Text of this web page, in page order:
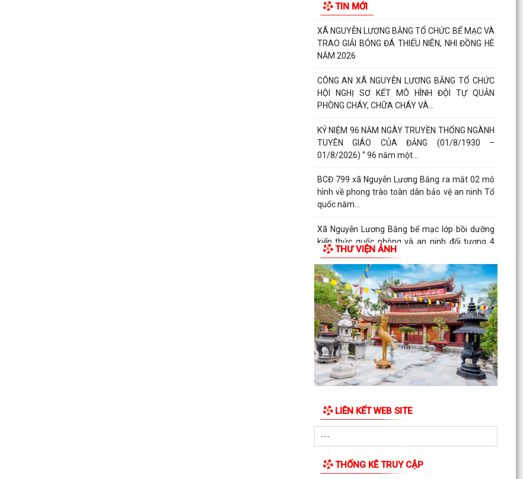
TIN MỚI
KẾT CHIẾN DỊCH MÙA HÈ...
XÃ NGUYỄN LƯƠNG BẰNG TỔ CHỨC BẾ MẠC VÀ
TRAO GIẢI BÓNG ĐÁ THIẾU NIÊN, NHI ĐỒNG HÈ
NĂM 2026
CÔNG AN XÃ NGUYỄN LƯƠNG BẰNG TỔ CHỨC
HỘI NGHỊ SƠ KẾT MÔ HÌNH ĐỘI TỰ QUẢN
PHÒNG CHÁY, CHỮA CHÁY VÀ...
KỶ NIỆM 96 NĂM NGÀY TRUYỀN THỐNG NGÀNH
TUYÊN GIÁO CỦA ĐẢNG (01/8/1930 –
01/8/2026) “ 96 năm một...
BCĐ 799 xã Nguyễn Lương Bằng ra mắt 02 mô
hình về phong trào toàn dân bảo vệ an ninh Tổ
quốc năm...
Xã Nguyễn Lương Bằng bế mạc lớp bồi dưỡng
kiến thức quốc phòng và an ninh đối tượng 4
năm 2026
ĐOÀN THANH NIÊN XÃ NGUYỄN LƯƠNG BẰNG
TỔ CHỨC NGÀY HỘI Y TẾ – CHUNG TAY CHĂM
SÓC SỨC KHỎE CỘNG ĐỒNG
XÃ NGUYỄN LƯƠNG BẰNG THAM GIA HỘI NGHỊ
TRỰC TUYẾN TẬP HUẤN TRIỂN KHAI THỦ TỤC
HÀNH CHÍNH CỦA ĐẢNG...
Đảng ủy xã Nguyễn Lương Bằng tham dự Hội
KẾ HOẠCH Triển khai thực hiện Nghị quyết số
88/NQ-CP ngày 05/4/2026 của Chính phủ về
XÃ NGUYỄN LƯƠNG BẰNG TRANG TRỌNG TỔ
THƯ VIỆN ẢNH
LIÊN KẾT WEB SITE
THỐNG KÊ TRUY CẬP